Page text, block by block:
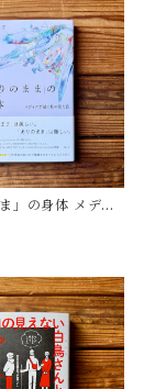
」の身体 メディ
見た目 | 藤嶋 陽